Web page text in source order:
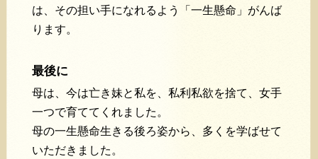
は、その担い手になれるよう「一生懸命」がんば
ります。
最後に
母は、今は亡き妹と私を、私利私欲を捨て、女手
一つで育ててくれました。
母の一生懸命生きる後ろ姿から、多くを学ばせて
いただきました。